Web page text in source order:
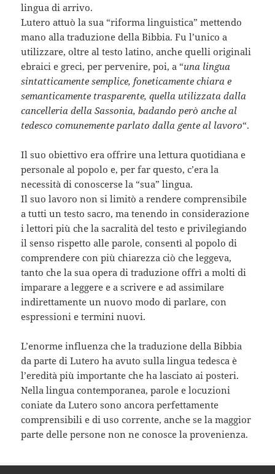
lingua di arrivo.
Lutero attuò la sua “riforma linguistica” mettendo
mano alla traduzione della Bibbia. Fu l’unico a
utilizzare, oltre al testo latino, anche quelli originali
ebraici e greci, per pervenire, poi, a “una lingua
sintatticamente semplice, foneticamente chiara e
semanticamente trasparente, quella utilizzata dalla
cancelleria della Sassonia, badando però anche al
tedesco comunemente parlato dalla gente al lavoro“.
Il suo obiettivo era offrire una lettura quotidiana e
personale al popolo e, per far questo, c’era la
necessità di conoscerse la “sua” lingua.
Il suo lavoro non si limitò a rendere comprensibile
a tutti un testo sacro, ma tenendo in considerazione
i lettori più che la sacralità del testo e privilegiando
il senso rispetto alle parole, consentì al popolo di
comprendere con più chiarezza ciò che leggeva,
tanto che la sua opera di traduzione offrì a molti di
imparare a leggere e a scrivere e ad assimilare
indirettamente un nuovo modo di parlare, con
espressioni e termini nuovi.
L’enorme influenza che la traduzione della Bibbia
da parte di Lutero ha avuto sulla lingua tedesca è
l’eredità più importante che ha lasciato ai posteri.
Nella lingua contemporanea, parole e locuzioni
coniate da Lutero sono ancora perfettamente
comprensibili e di uso corrente, anche se la maggior
parte delle persone non ne conosce la provenienza.